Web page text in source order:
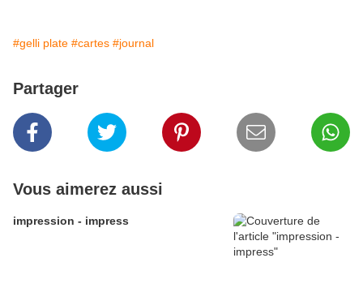
#gelli plate #cartes #journal
Partager
Vous aimerez aussi
impression - impress